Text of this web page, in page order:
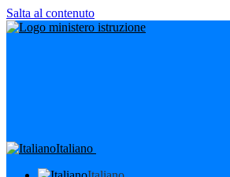
Salta al contenuto
Italiano